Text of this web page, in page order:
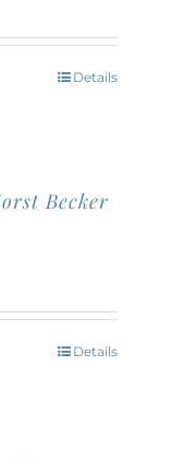
Details
Becker
Details